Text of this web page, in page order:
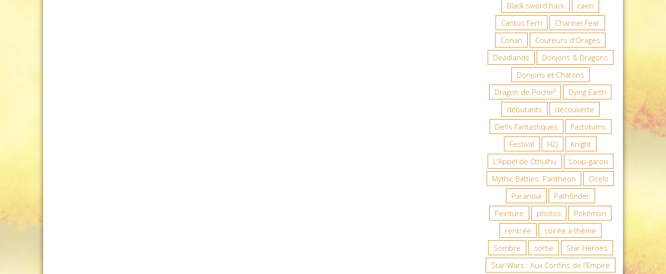
Black sword hack
caen
Cantus Ferri
Channel Fear
Conan
Coureurs d'Orages
Deadlands
Donjons & Dragons
Donjons et Chatons
Dragon de Poche²
Dying Earth
débutants
découverte
Défis Fantastiques
Factotums
Festival
H2J
Knight
L'Appel de Cthulhu
Loup-garou
Mythic Battles: Pantheon
Ocelo
Paranoïa
Pathfinder
Peinture
photos
Pokémon
rentrée
soirée à thème
Sombre
sortie
Star Heroes
Star Wars : Aux Confins de l'Empire